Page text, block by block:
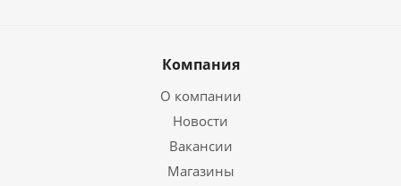
Компания
О компании
Новости
Вакансии
Магазины